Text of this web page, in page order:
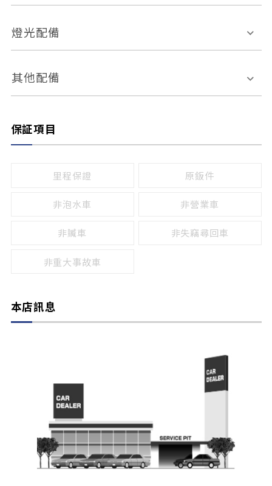
自動停車系統 盲點偵測系統
倒車雷達
無
有
引擎啟閉系統
燈光配備
感應頭燈
頭燈光源
其他配備
保証項目
里程保證 原鈑件
非泡水車 非營業車
非贓車 非失竊尋回車
非重大事故車
本店訊息